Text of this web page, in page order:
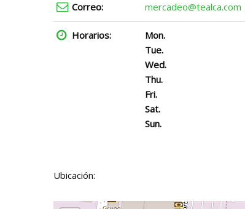
Correo: mercadeo@tealca.com
Horarios: Mon.
Tue.
Wed.
Thu.
Fri.
Sat.
Sun.
Ubicación: